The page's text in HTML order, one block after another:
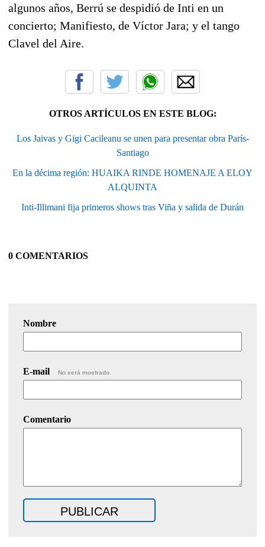
algunos años, Berrú se despidió de Inti en un
concierto; Manifiesto, de Víctor Jara; y el tango
Clavel del Aire.
OTROS ARTÍCULOS EN ESTE BLOG:
Los Jaivas y Gigi Cacileanu se unen para presentar obra París-
Santiago
En la décima región: HUAIKA RINDE HOMENAJE A ELOY
ALQUINTA
Inti-Illimani fija primeros shows tras Viña y salida de Durán
0 COMENTARIOS
Nombre
E-mail No será mostrado.
Comentario